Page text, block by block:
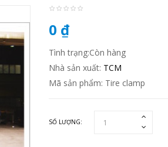
0 ₫
Tình trạng:Còn hàng
Nhà sản xuất: TCM
Mã sản phẩm: Tire clamp
SỐ LƯỢNG: